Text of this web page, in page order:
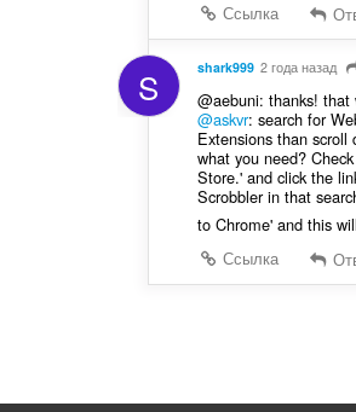
Ссылка
S shark999 2 года назад
@aebuni: thanks! that
@askvr: search for
Extensions than scroll
what you need?
Store.' and click the
Scrobbler in that
to Chrome' and this
Ссылка